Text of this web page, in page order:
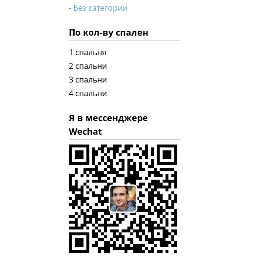
Без категории
По кол-ву спален
1 спальня
2 спальни
3 спальни
4 спальни
Я в мессенджере
Wechat